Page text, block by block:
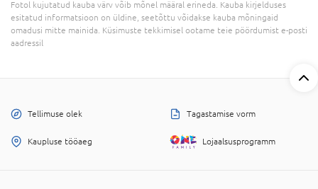
Fotol kujutatud kauba värv võib mõnel määral erineda. Kauba kirjelduses
esitatud informatsioon on üldine, seetõttu võidakse kauba mõningaid
omadusi mitte mainida. Küsimuste tekkimisel ootame teie pöördumist e-posti
aadressil
Tellimuse olek Tagastamise vorm
Kaupluse tööaeg Lojaalsusprogramm